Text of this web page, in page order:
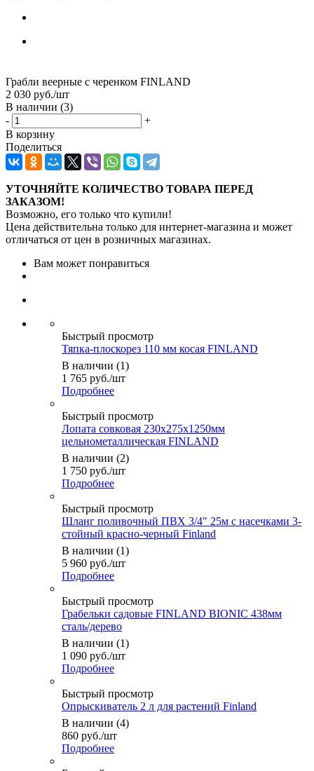
Грабли веерные с черенком FINLAND
2 030 руб./шт
В наличии (3)
-
+
В корзину
Поделиться
УТОЧНЯЙТЕ КОЛИЧЕСТВО ТОВАРА ПЕРЕД
ЗАКАЗОМ!
Возможно, его только что купили!
Цена действительна только для интернет-магазина и может
отличаться от цен в розничных магазинах.
Вам может понравиться
Быстрый просмотр
Тяпка-плоскорез 110 мм косая FINLAND
В наличии (1)
1 765 руб./шт
Подробнее
Быстрый просмотр
Лопата совковая 230х275х1250мм
цельнометаллическая FINLAND
В наличии (2)
1 750 руб./шт
Подробнее
Быстрый просмотр
Шланг поливочный ПВХ 3/4" 25м с насечками 3-
стойный красно-черный Finland
В наличии (1)
5 960 руб./шт
Подробнее
Быстрый просмотр
Грабельки садовые FINLAND BIONIC 438мм
сталь/дерево
В наличии (1)
1 090 руб./шт
Подробнее
Быстрый просмотр
Опрыскиватель 2 л для растений Finland
В наличии (4)
860 руб./шт
Подробнее